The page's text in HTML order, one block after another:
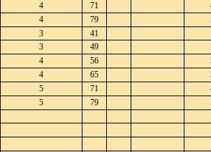
4 71
4 79
3 41
3 49
4 56
4 65
5 71
5 79